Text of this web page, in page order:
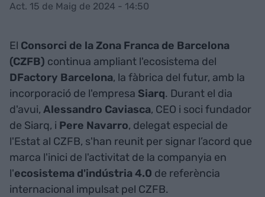
Act. 15 de Maig de 2024 - 14:50
El Consorci de la Zona Franca de Barcelona
(CZFB) continua ampliant l'ecosistema del
DFactory Barcelona, la fàbrica del futur, amb la
incorporació de l'empresa Siarq. Durant el dia
d'avui, Alessandro Caviasca, CEO i soci fundador
de Siarq, i Pere Navarro, delegat especial de
l'Estat al CZFB, s'han reunit per signar l’acord que
marca l'inici de l'activitat de la companyia en
l'ecosistema d'indústria 4.0 de referència
internacional impulsat pel CZFB.